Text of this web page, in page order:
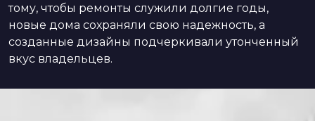
тому, чтобы ремонты служили долгие годы,
новые дома сохраняли свою надежность, а
созданные дизайны подчеркивали утонченный
вкус владельцев.